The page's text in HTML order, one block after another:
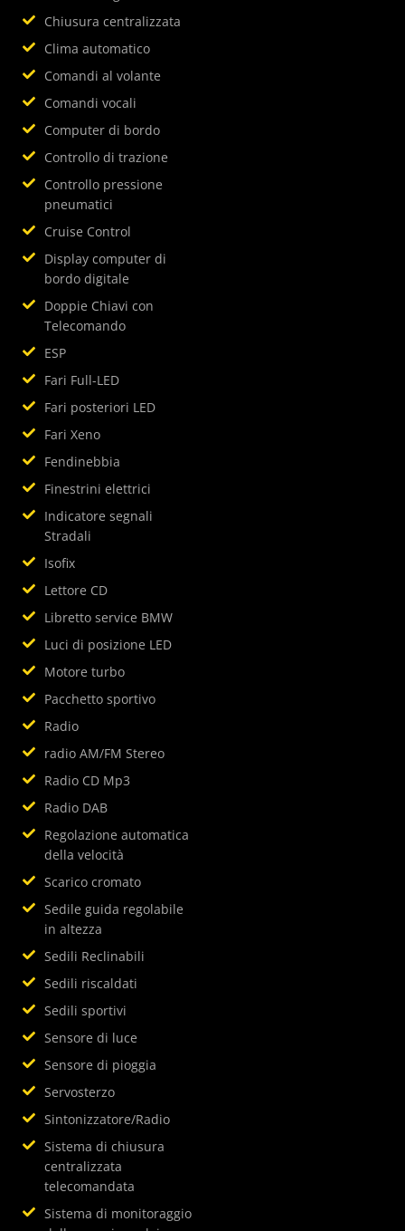
Chiusura centralizzata
Clima automatico
Comandi al volante
Comandi vocali
Computer di bordo
Controllo di trazione
Controllo pressione
pneumatici
Cruise Control
Display computer di
bordo digitale
Doppie Chiavi con
Telecomando
ESP
Fari Full-LED
Fari posteriori LED
Fari Xeno
Fendinebbia
Finestrini elettrici
Indicatore segnali
Stradali
Isofix
Lettore CD
Libretto service BMW
Luci di posizione LED
Motore turbo
Pacchetto sportivo
Radio
radio AM/FM Stereo
Radio CD Mp3
Radio DAB
Regolazione automatica
della velocità
Scarico cromato
Sedile guida regolabile
in altezza
Sedili Reclinabili
Sedili riscaldati
Sedili sportivi
Sensore di luce
Sensore di pioggia
Servosterzo
Sintonizzatore/Radio
Sistema di chiusura
centralizzata
telecomandata
Sistema di monitoraggio